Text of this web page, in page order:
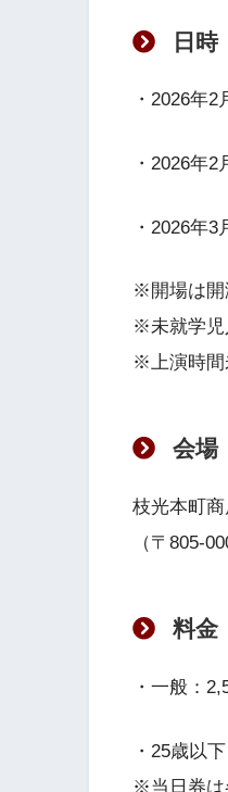
日時
・2026年
・2026年
・2026年
※開場は開
※未就学児
※上演時間
会場
枝光本町
（〒805-
料金
・一般：
・25歳以
※当日券は